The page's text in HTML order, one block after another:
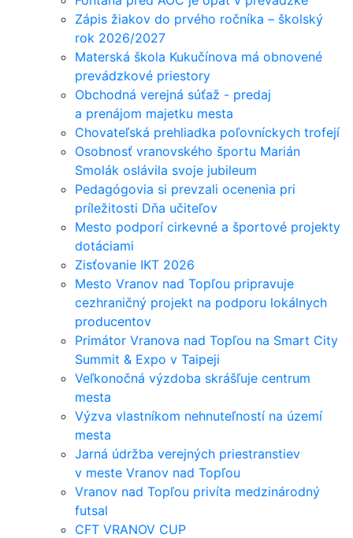
Zápis žiakov do prvého ročníka – školský
rok 2026/2027
Materská škola Kukučínova má obnovené
prevádzkové priestory
Obchodná verejná súťaž - predaj
a prenájom majetku mesta
Chovateľská prehliadka poľovníckych trofejí
Osobnosť vranovského športu Marián
Smolák oslávila svoje jubileum
Pedagógovia si prevzali ocenenia pri
príležitosti Dňa učiteľov
Mesto podporí cirkevné a športové projekty
dotáciami
Zisťovanie IKT 2026
Mesto Vranov nad Topľou pripravuje
cezhraničný projekt na podporu lokálnych
producentov
Primátor Vranova nad Topľou na Smart City
Summit & Expo v Taipeji
Veľkonočná výzdoba skrášľuje centrum
mesta
Výzva vlastníkom nehnuteľností na území
mesta
Jarná údržba verejných priestranstiev
v meste Vranov nad Topľou
Vranov nad Topľou privíta medzinárodný
futsal
CFT VRANOV CUP